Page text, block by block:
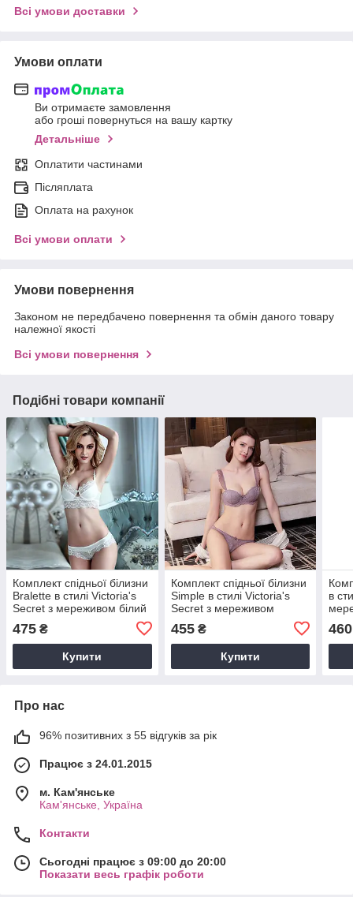
Всі умови доставки
Умови оплати
Ви отримаєте замовлення
або гроші повернуться на вашу картку
Детальніше
Оплатити частинами
Післяплата
Оплата на рахунок
Всі умови оплати
Умови повернення
Законом не передбачено повернення та обмін даного товару
належної якості
Всі умови повернення
Подібні товари компанії
Комплект спідньої білизни
Bralette в стилі Victoria's
Secret з мереживом білий
475 ₴
Купити
Комплект спідньої білизни
Simple в стилі Victoria's
Secret з мереживом
455₴
Купити
в
460
Про нас
96% позитивних з 55 відгуків за рік
Працює з 24.01.2015
м. Кам'янське
Кам'янське, Україна
Контакти
Сьогодні працює з 09:00 до 20:00
Показати весь графік роботи